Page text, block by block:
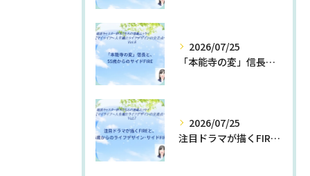
2026/07/25
「本能寺の変」信長と、55歳からのサイドFIRE
2026/07/25
注目ドラマが描くFIREと、55歳からのライフデザイン・サイドFIRE